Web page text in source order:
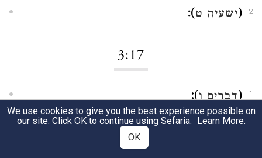
2
(ישעיה ט):
3:17
1
(דברים ו):
):
We use cookies to give you the best experience possible on
our site. Click OK to continue using Sefaria. Learn More.
OK